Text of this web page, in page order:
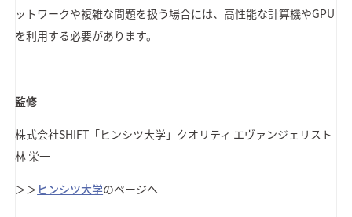
ットワークや複雑な問題を扱う場合には、高性能な計算機やGPU
を利用する必要があります。
監修
株式会社SHIFT 「ヒンシツ大学」クオリティ エヴァンジェリスト
林 栄一
＞＞ ヒンシツ大学のページへ